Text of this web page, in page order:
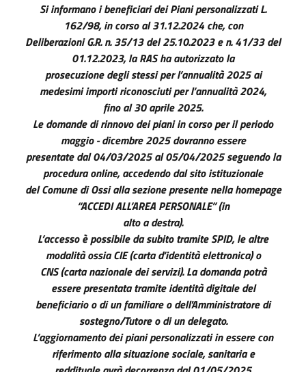
Si informano i beneficiari dei Piani personalizzati L.
162/98, in corso al 31.12.2024 che, con
Deliberazioni G.R. n. 35/13 del 25.10.2023 e n. 41/33 del
01.12.2023, la RAS ha autorizzato la
prosecuzione degli stessi per l’annualità 2025 ai
medesimi importi riconosciuti per l’annualità 2024,
fino al 30 aprile 2025.
Le domande di rinnovo dei piani in corso per il periodo
maggio - dicembre 2025 dovranno essere
presentate dal 04/03/2025 al 05/04/2025 seguendo la
procedura online, accedendo dal sito istituzionale
del Comune di Ossi alla sezione presente nella homepage
“ACCEDI ALL’AREA PERSONALE” (in
alto a destra).
L’accesso è possibile da subito tramite SPID, le altre
modalità ossia CIE (carta d’identità elettronica) o
CNS (carta nazionale dei servizi). La domanda potrà
essere presentata tramite identità digitale del
beneficiario o di un familiare o dell'Amministratore di
sostegno/Tutore o di un delegato.
L’aggiornamento dei piani personalizzati in essere con
riferimento alla situazione sociale, sanitaria e